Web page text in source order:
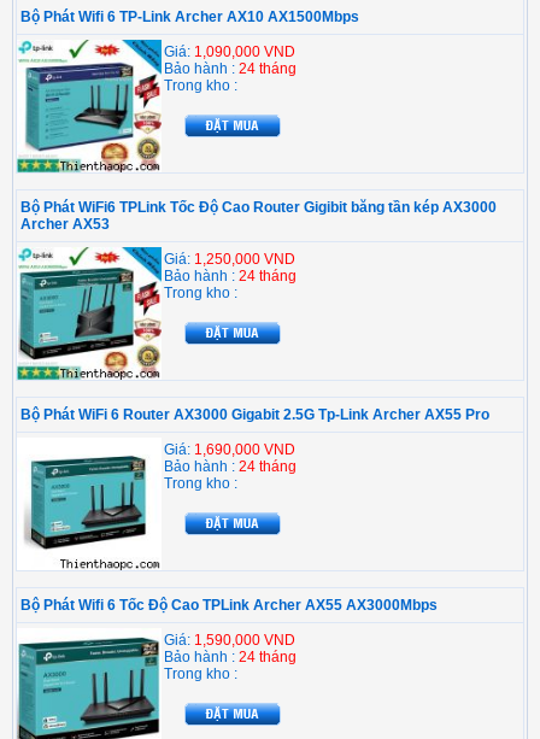
Bộ Phát Wifi 6 TP-Link Archer AX10 AX1500Mbps
Giá: 1,090,000 VND
Bảo hành : 24 tháng
Trong kho :
Bộ Phát WiFi6 TPLink Tốc Độ Cao Router Gigibit băng tần kép AX3000
Archer AX53
Giá: 1,250,000 VND
Bảo hành : 24 tháng
Trong kho :
Bộ Phát WiFi 6 Router AX3000 Gigabit 2.5G Tp-Link Archer AX55 Pro
Giá: 1,690,000 VND
Bảo hành : 24 tháng
Trong kho :
Bộ Phát Wifi 6 Tốc Độ Cao TPLink Archer AX55 AX3000Mbps
Giá: 1,590,000 VND
Bảo hành : 24 tháng
Trong kho :